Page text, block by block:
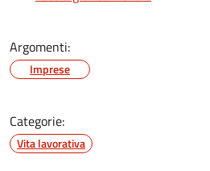
Argomenti:
Imprese
Categorie:
Vita lavorativa